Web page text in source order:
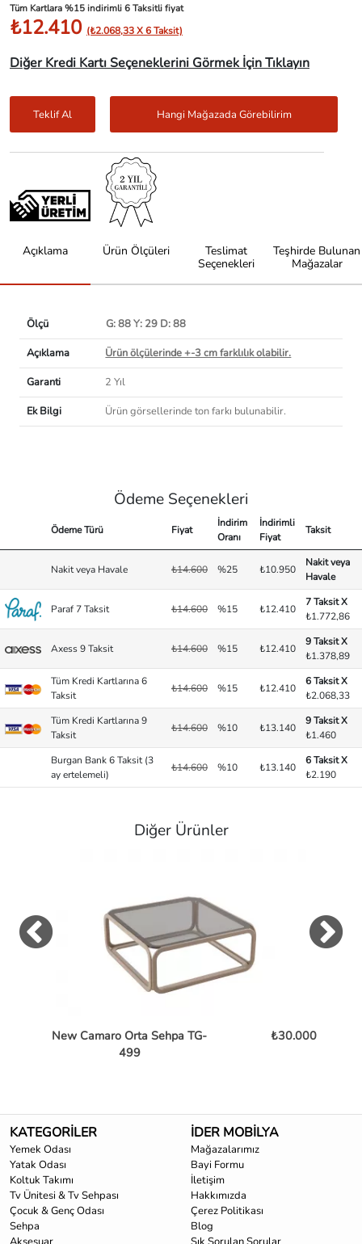
Tüm Kartlara %15 indirimli 6 Taksitli fiyat
₺12.410 (₺2.068,33 X 6 Taksit)
Diğer Kredi Kartı Seçeneklerini Görmek İçin Tıklayın
Teklif Al Hangi Mağazada Görebilirim
Açıklama Ürün Ölçüleri
Teslimat
Seçenekleri
Teşhirde Bulunan
Mağazalar
Ölçü
G: 88 Y: 29 D: 88
Açıklama
Ürün ölçülerinde +-3 cm farklılık olabilir.
Garanti
2 Yıl
Ek Bilgi
Ürün görsellerinde ton farkı bulunabilir.
Ödeme Seçenekleri
Ödeme Türü Fiyat
İndirim
Oranı
İndirimli
Fiyat
Taksit
Nakit veya Havale ₺14.600 %25 ₺10.950
Nakit veya
Havale
Paraf 7 Taksit ₺14.600 %15 ₺12.410
7 Taksit X
₺1.772,86
Axess 9 Taksit ₺14.600 %15 ₺12.410
9 Taksit X
₺1.378,89
Tüm Kredi Kartlarına 6
Taksit
₺14.600 %15 ₺12.410
6 Taksit X
₺2.068,33
Tüm Kredi Kartlarına 9
Taksit
₺14.600 %10 ₺13.140
9 Taksit X
₺1.460
Burgan Bank 6 Taksit (3
ay ertelemeli)
₺14.600 %10 ₺13.140
6 Taksit X
₺2.190
Diğer Ürünler
New Camaro Orta Sehpa TG-
499
₺30.000
KATEGORİLER
Yemek Odası
Yatak Odası
Koltuk Takımı
Tv Ünitesi & Tv Sehpası
Çocuk & Genç Odası
Sehpa
İDER MOBİLYA
Mağazalarımız
Bayi Formu
İletişim
Hakkımızda
Çerez Politikası
Blog